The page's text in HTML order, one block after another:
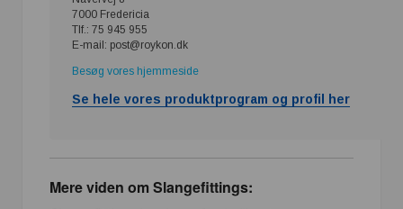
7000 Fredericia
Tlf.: 75 945 955
E-mail: post@roykon.dk
Besøg vores hjemmeside
Se hele vores produktprogram og profil her
Mere viden om Slangefittings: